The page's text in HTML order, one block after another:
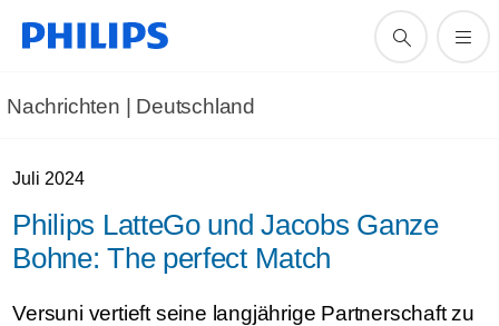
Nachrichten | Deutschland
Juli 2024
Philips LatteGo und Jacobs Ganze
Bohne: The perfect Match
Versuni vertieft seine langjährige Partnerschaft zu